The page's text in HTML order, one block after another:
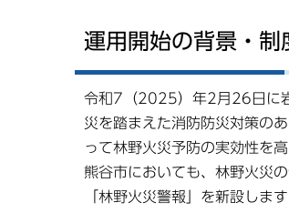
運用開始の背景・制
令和7（2025）年2月26日に
災を踏まえた消防防災対策の
って林野火災予防の実効性を
熊谷市においても、林野火災
「林野火災警報」を新設します